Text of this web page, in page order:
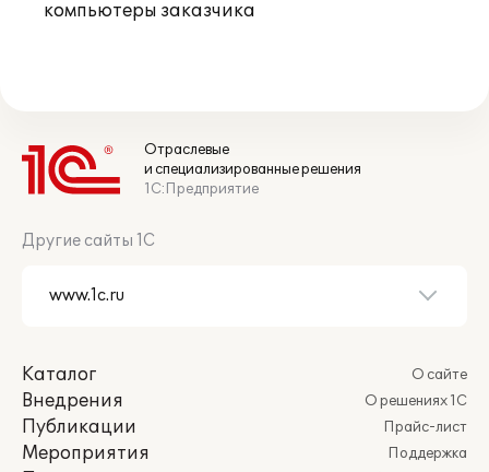
компьютеры заказчика
Отраслевые
и специализированные решения
1С:Предприятие
Другие сайты 1С
Каталог
Внедрения
Публикации
Мероприятия
О сайте
О решениях 1С
Прайс-лист
Поддержка